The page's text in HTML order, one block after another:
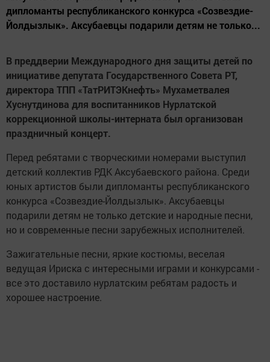
дипломанты республиканского конкурса «Созвездие-
Йолдызлык». Аксубаевцы подарили детям не только...
В преддверии Международного дня защиты детей по
инициативе депутата Государственного Совета РТ,
директора ТПП «ТатРИТЭКнефть» Мухаметвалея
Хуснутдинова для воспитанников Нурлатской
коррекционной школы-интерната был организован
праздничный концерт.
Перед ребятами с творческими номерами выступил
детский коллектив РДК Аксубаевского района. Среди
юных артистов были дипломанты республиканского
конкурса «Созвездие-Йолдызлык». Аксубаевцы
подарили детям не только детские и народные песни,
но и современные песни зарубежных исполнителей.
Зажигательные песни, яркие костюмы, веселая
ведущая Ириска с интересными играми и конкурсами -
все это доставило нурлатским ребятам радость и
хорошее настроение.